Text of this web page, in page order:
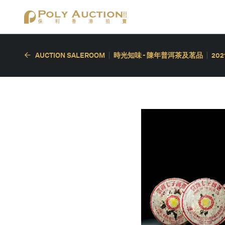
AUCTION SALEROOM 時光知味 - 陳年普洱茶及茗品